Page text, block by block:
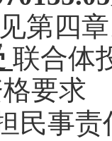
第四
联合体
要求
民事